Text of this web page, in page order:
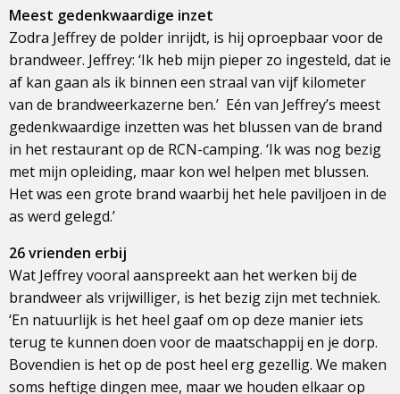
Meest gedenkwaardige inzet
Zodra Jeffrey de polder inrijdt, is hij oproepbaar voor de
brandweer. Jeffrey: ‘Ik heb mijn pieper zo ingesteld, dat ie
af kan gaan als ik binnen een straal van vijf kilometer
van de brandweerkazerne ben.’ Eén van Jeffrey’s meest
gedenkwaardige inzetten was het blussen van de brand
in het restaurant op de RCN-camping. ‘Ik was nog bezig
met mijn opleiding, maar kon wel helpen met blussen.
Het was een grote brand waarbij het hele paviljoen in de
as werd gelegd.’
26 vrienden erbij
Wat Jeffrey vooral aanspreekt aan het werken bij de
brandweer als vrijwilliger, is het bezig zijn met techniek.
‘En natuurlijk is het heel gaaf om op deze manier iets
terug te kunnen doen voor de maatschappij en je dorp.
Bovendien is het op de post heel erg gezellig. We maken
soms heftige dingen mee, maar we houden elkaar op